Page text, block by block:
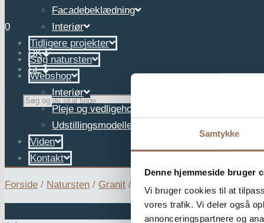
Samtykke
Denne hjemmeside bruger
Vi bruger cookies til at
vores trafik. Vi deler også
annonceringspartnere og
0
DK
SE
Facadebeklædning
Interiør
Tidligere projekter
Søg natursten
Webshop
Interiør
Pleje og vedligehold
Udstillingsmodeller
Viden
Kontakt
Forside / Natursten / Granit / Helletsbakke